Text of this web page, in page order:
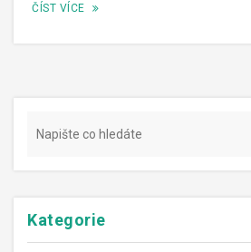
ČÍST VÍCE
Kategorie